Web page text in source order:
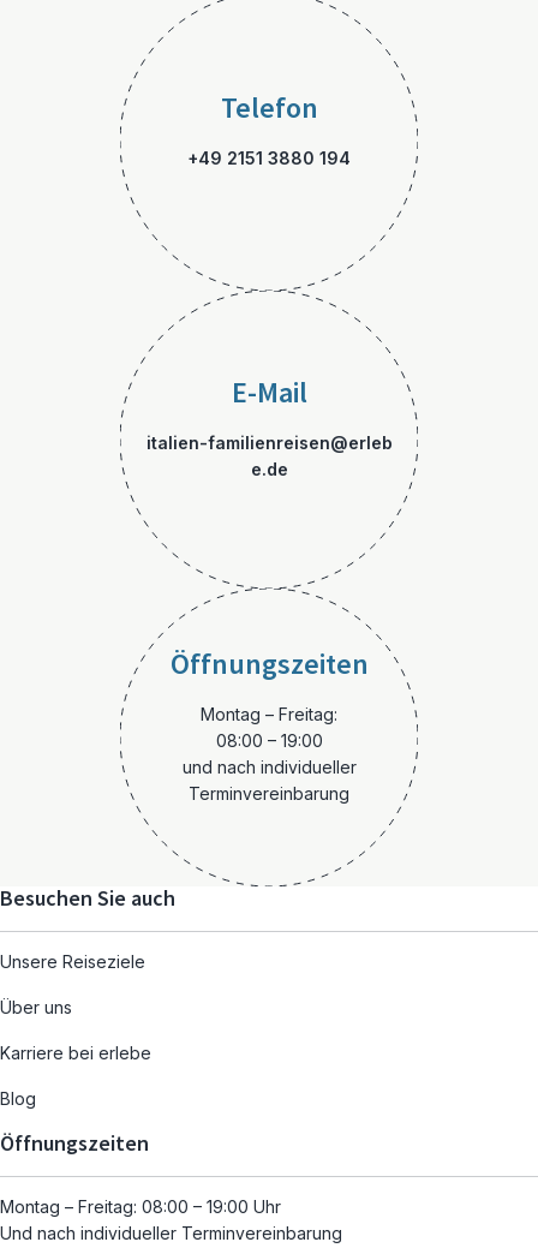
Telefon
+49 2151 3880 194
E-Mail
italien-familienreisen@erleb
e.de
Öffnungszeiten
Montag – Freitag:
08:00 – 19:00
und nach individueller
Terminvereinbarung
Besuchen Sie auch
Unsere Reiseziele
Über uns
Karriere bei erlebe
Blog
Öffnungszeiten
Montag – Freitag: 08:00 – 19:00 Uhr
Und nach individueller Terminvereinbarung